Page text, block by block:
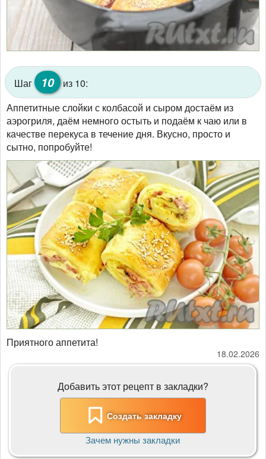
Шаг 10 из 10:
Аппетитные слойки с колбасой и сыром достаём из
аэрогриля, даём немного остыть и подаём к чаю или в
качестве перекуса в течение дня. Вкусно, просто и
сытно, попробуйте!
Приятного аппетита!
18.02.2026
Добавить этот рецепт в закладки?
Создать закладку
Зачем нужны закладки